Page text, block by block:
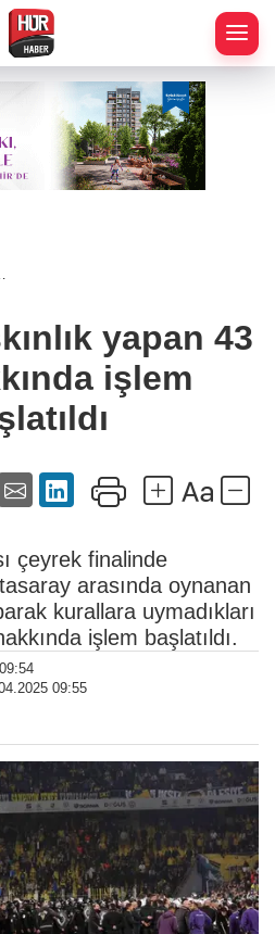
yapan 43
işlem
çeyrek finalinde
arasında oynanan
kurallara uymadıkları
işlem başlatıldı.
09:55